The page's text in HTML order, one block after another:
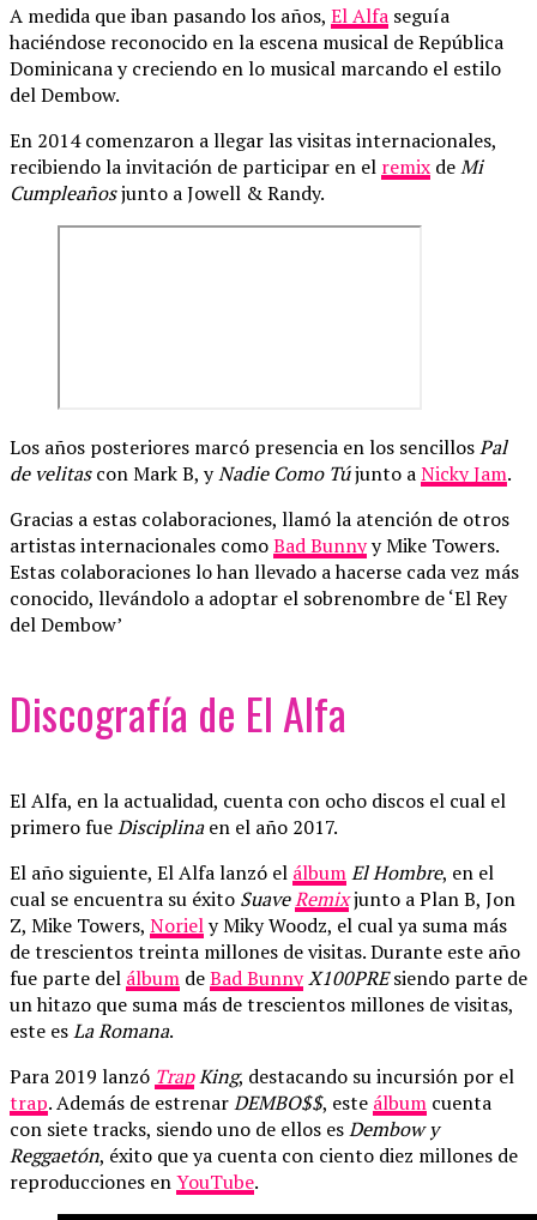
A medida que iban pasando los años, El Alfa seguía
haciéndose reconocido en la escena musical de República
Dominicana y creciendo en lo musical marcando el estilo
del Dembow.
En 2014 comenzaron a llegar las visitas internacionales,
recibiendo la invitación de participar en el remix deMi
Cumpleañosjunto a Jowell & Randy.
Los años posteriores marcó presencia en los sencillosPal
de velitascon Mark B, yNadie Como Tújunto aNicky Jam.
Gracias a estas colaboraciones, llamó la atención de otros
artistas internacionales comoBad Bunnyy Mike Towers.
Estas colaboraciones lo han llevado a hacerse cada vez más
conocido, llevándolo a adoptar el sobrenombre de ‘El Rey
del Dembow’
Discografía de El Alfa
El Alfa, en la actualidad, cuenta con ocho discos el cual el
primero fueDisciplinaen el año 2017.
El año siguiente, El Alfa lanzó el álbumEl Hombre, en el
cual se encuentra su éxito SuaveRemixjunto a Plan B, Jon
Z, Mike Towers, Noriely Miky Woodz, el cual ya suma más
de trescientos treinta millones de visitas. Durante este año
fue parte del álbum deBad BunnyX100PREsiendo parte de
un hitazo que suma más de trescientos millones de visitas,
este esLa Romana.
Para 2019 lanzó TrapKing, destacando su incursión por el
trap. Además de estrenarDEMBO$$, este álbum cuenta
con siete tracks, siendo uno de ellos esDembow y
Reggaetón, éxito que ya cuenta con ciento diez millones de
reproducciones enYouTube.